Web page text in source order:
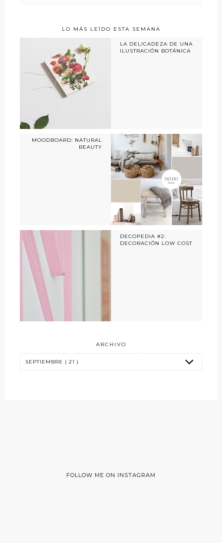
LO MÁS LEÍDO ESTA SEMANA
LA DELICADEZA DE UNA
ILUSTRACIÓN BOTÁNICA
MOODBOARD: NATURAL
BEAUTY
DECOPEDIA #2:
DECORACIÓN LOW COST
ARCHIVO
FOLLOW ME ON INSTAGRAM